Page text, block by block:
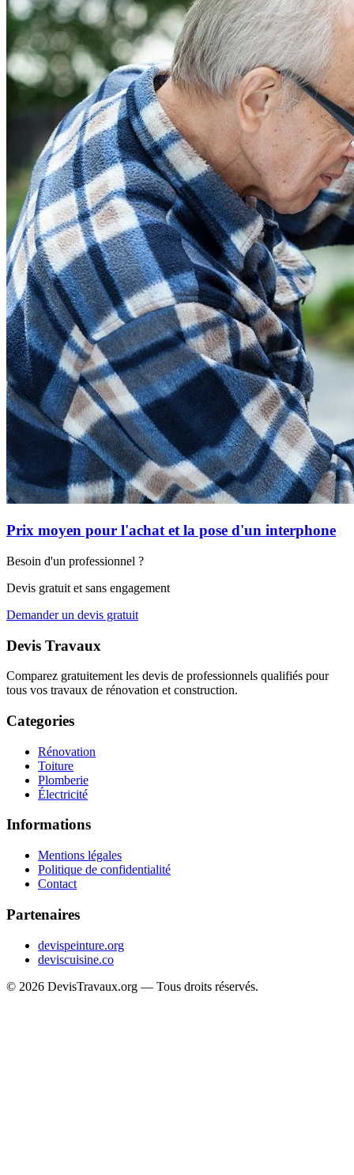
Prix moyen pour l'achat et la pose d'un interphone
Besoin d'un professionnel ?
Devis gratuit et sans engagement
Demander un devis gratuit
Devis Travaux
Comparez gratuitement les devis de professionnels qualifiés pour
tous vos travaux de rénovation et construction.
Categories
Rénovation
Toiture
Plomberie
Électricité
Informations
Mentions légales
Politique de confidentialité
Contact
Partenaires
devispeinture.org
deviscuisine.co
© 2026 DevisTravaux.org — Tous droits réservés.